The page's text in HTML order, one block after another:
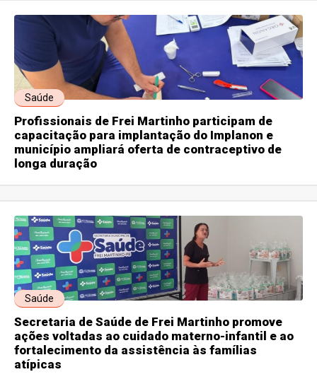
Saúde
Profissionais de Frei Martinho participam de
capacitação para implantação do Implanon e
município ampliará oferta de contraceptivo de
longa duração
Saúde
Secretaria de Saúde de Frei Martinho promove
ações voltadas ao cuidado materno-infantil e ao
fortalecimento da assistência às famílias
atípicas